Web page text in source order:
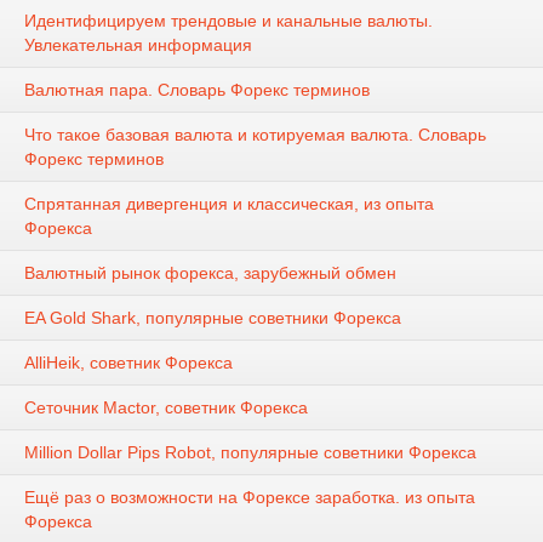
Идентифицируем трендовые и канальные валюты.
Увлекательная информация
Валютная пара. Словарь Форекс терминов
Что такое базовая валюта и котируемая валюта. Словарь
Форекс терминов
Спрятанная дивергенция и классическая, из опыта
Форекса
Валютный рынок форекса, зарубежный обмен
EA Gold Shark, популярные советники Форекса
AlliHeik, советник Форекса
Сеточник Mactor, советник Форекса
Million Dollar Pips Robot, популярные советники Форекса
Ещё раз о возможности на Форексе заработка. из опыта
Форекса